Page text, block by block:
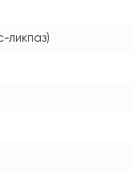
ликпаз)